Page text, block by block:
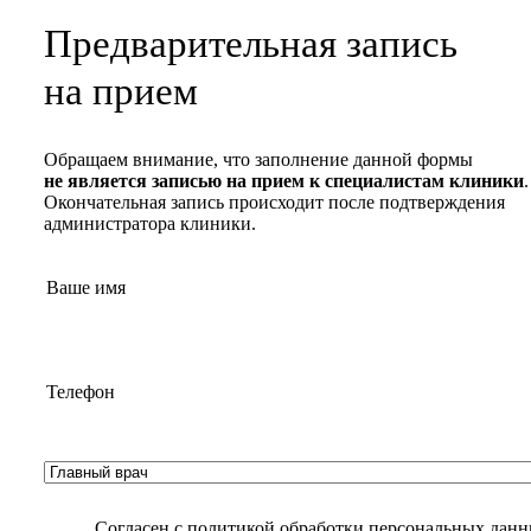
Предварительная запись
на прием
Обращаем внимание, что заполнение данной формы
не является записью на прием к специалистам клиники.
Окончательная запись происходит после подтверждения
администратора клиники.